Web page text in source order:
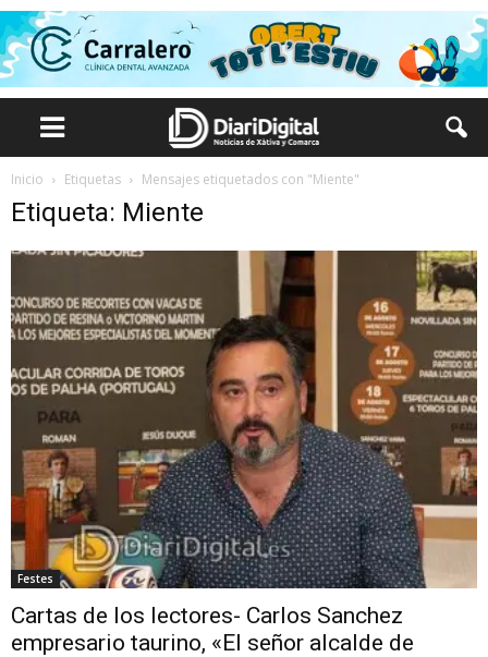
Inicio Etiquetas Mensajes etiquetados con "Miente"
Etiqueta: Miente
Festes
Cartas de los lectores- Carlos Sanchez
empresario taurino, «El señor alcalde de